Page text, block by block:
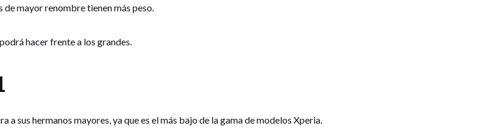
mayor renombre tienen más peso.
hacer frente a los grandes.
a sus hermanos mayores, ya que es el más bajo de la gama de modelos Xperia.